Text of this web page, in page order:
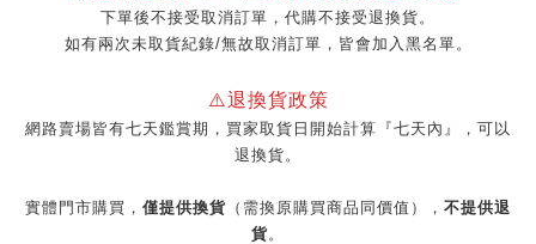
下單後不接受取消訂單，代購不接受退換貨。
如有兩次未取貨紀錄/無故取消訂單，皆會加入黑名單。
⚠️退換貨政策
網路賣場皆有七天鑑賞期，買家取貨日開始計算『七天內』，可以
退換貨。
實體門市購買， 僅提供換貨 （需換原購買商品同價值）， 不提供退
貨。